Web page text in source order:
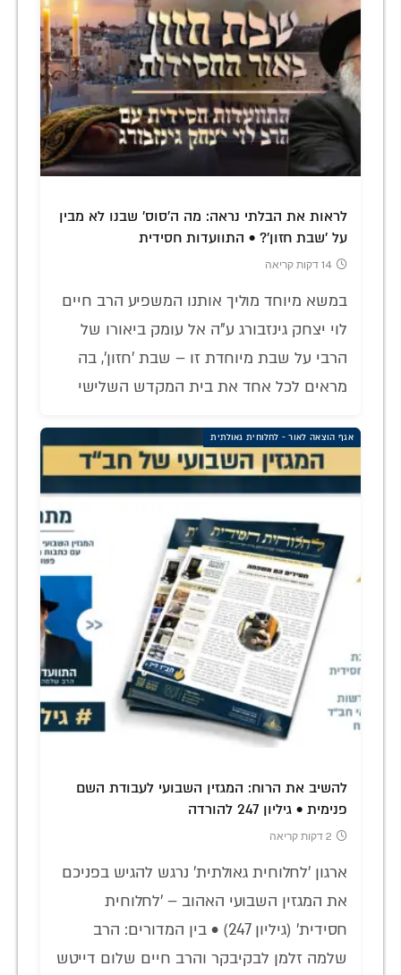
לראות את הבלתי נראה: מה ה'סוס' שבנו לא מבין
על 'שבת חזון'? • התוועדות חסידית
14 דקות קריאה
במשא מיוחד מוליך אותנו המשפיע הרב חיים
לוי יצחק גינזבורג ע"ה אל עומק ביאורו של
הרבי על שבת מיוחדת זו – שבת 'חזון', בה
מראים לכל אחד את בית המקדש השלישי
אגף הוצאה לאור - לחלוחית גאולתית
להשיב את הרוח: המגזין השבועי לעבודת השם
פנימית • גיליון 247 להורדה
2 דקות קריאה
ארגון 'לחלוחית גאולתית' נרגש להגיש בפניכם
את המגזין השבועי האהוב – 'לחלוחית
חסידית' (גיליון 247) • בין המדורים: הרב
שלמה זלמן לבקיבקר והרב חיים שלום דייטש